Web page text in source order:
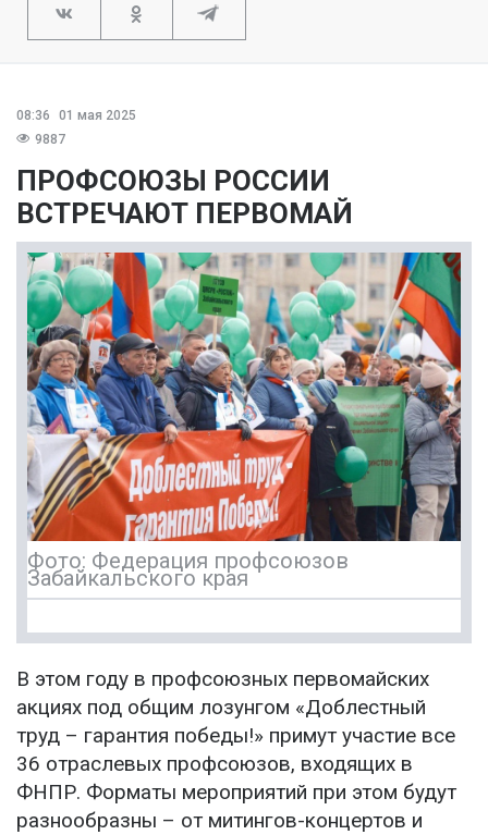
08:36
01 мая 2025
9887
ПРОФСОЮЗЫ РОССИИ
ВСТРЕЧАЮТ ПЕРВОМАЙ
Фото: Федерация профсоюзов
Забайкальского края
В этом году в профсоюзных первомайских
акциях под общим лозунгом «Доблестный
труд – гарантия победы!» примут участие все
36 отраслевых профсоюзов, входящих в
ФНПР. Форматы мероприятий при этом будут
разнообразны – от митингов-концертов и